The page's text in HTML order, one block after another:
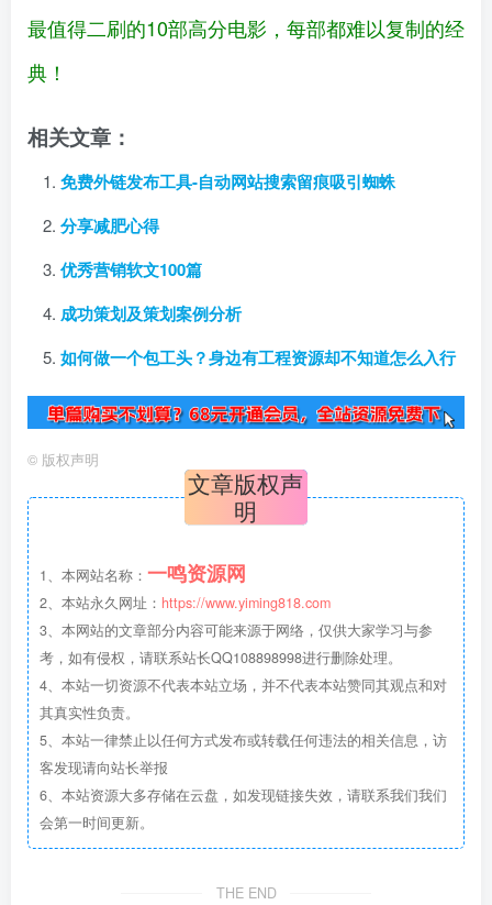
最值得二刷的10部高分电影，每部都难以复制的经
典！
相关文章：
免费外链发布工具-自动网站搜索留痕吸引蜘蛛
分享减肥心得
优秀营销软文100篇
成功策划及策划案例分析
如何做一个包工头？身边有工程资源却不知道怎么入行
© 版权声明
文章版权声
明
1、本网站名称： 一鸣资源网
2、本站永久网址： https://www.yiming818.com
3、本网站的文章部分内容可能来源于网络，仅供大家学习与参
考，如有侵权，请联系站长QQ108898998进行删除处理。
4、本站一切资源不代表本站立场，并不代表本站赞同其观点和对
其真实性负责。
5、本站一律禁止以任何方式发布或转载任何违法的相关信息，访
客发现请向站长举报
6、本站资源大多存储在云盘，如发现链接失效，请联系我们我们
会第一时间更新。
THE END